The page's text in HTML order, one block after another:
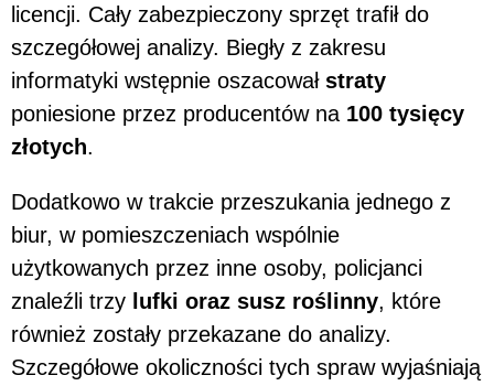
licencji. Cały zabezpieczony sprzęt trafił do
szczegółowej analizy. Biegły z zakresu
informatyki wstępnie oszacował straty
poniesione przez producentów na 100 tysięcy
złotych.
Dodatkowo w trakcie przeszukania jednego z
biur, w pomieszczeniach wspólnie
użytkowanych przez inne osoby, policjanci
znaleźli trzy lufki oraz susz roślinny, które
również zostały przekazane do analizy.
Szczegółowe okoliczności tych spraw wyjaśniają